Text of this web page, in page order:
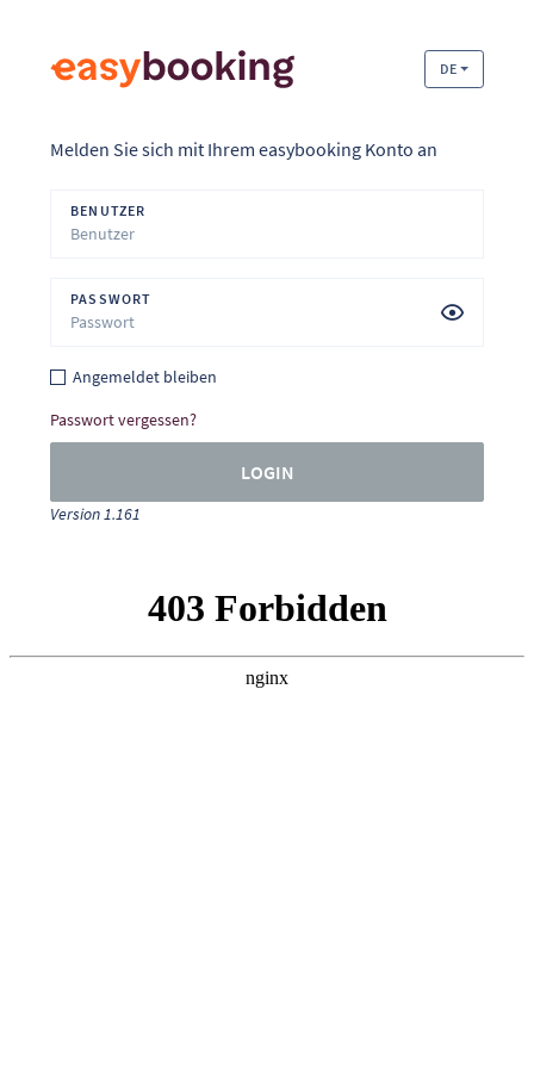
DE
Melden Sie sich mit Ihrem easybooking Konto an
BENUTZER
PASSWORT
Angemeldet bleiben
Passwort vergessen?
LOGIN
Version 1.161